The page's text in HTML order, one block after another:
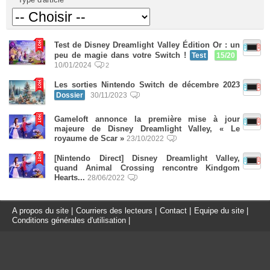
Test de Disney Dreamlight Valley Édition Or : un
peu de magie dans votre Switch !
Test
15/20
10/01/2024
2
Les sorties Nintendo Switch de décembre 2023
Dossier 30/11/2023
Gameloft annonce la première mise à jour
majeure de Disney Dreamlight Valley, « Le
royaume de Scar » 23/10/2022
[Nintendo Direct] Disney Dreamlight Valley,
quand Animal Crossing rencontre Kindgom
Hearts... 28/06/2022
A propos du site Courriers des lecteurs Contact Equipe du site
Conditions générales d'utilisation